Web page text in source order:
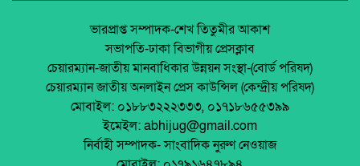
অনুষ্ঠিত হয়ে গেলো ইসলামি ফাউন্ডেশন কর্তৃক
আয়োজিত উপজেলা পর্যায় জাতীয় শিশু-কিশোর
ইসলামি সাংস্কৃতিক প্রতিযোগিতা
পলাশবাড়ী এসএম পাইলট সরকারি উচ্চ বিদ্যালয়ের
মার্কেট ভেঙে ব্যক্তিগত মার্কেটের রাস্তা তৈরি –
জনমনে ক্ষোভ
জেলা আইন-শৃৃঙ্খলা কমিটির মাসিক সভা অনুষ্ঠিত।
পলাশবাড়ীতে এমইপি গ্রুপের মতবিনিময় সভা
অনুষ্ঠিত।
জুলাই সনদ বাস্তবায়ন নিয়ে প্রশ্ন: রংপুরে ১১ দলের
বিক্ষোভ
ভারপ্রাপ্ত সম্পাদক-শেখ তিতুমীর আকাশ
সভাপতি-ঢাকা বিভাগীয় প্রেসক্লাব
চেয়ারম্যান-জাতীয় মানবাধিকার উন্নয়ন সংস্থা-(বোর্ড পরিষদ)
চেয়ারম্যান জাতীয় অনলাইন প্রেস কাউন্সিল (কেন্দ্রীয় পরিষদ)
মোবাইল: ০১৮৮৩২২২৩৩৩, ০১৭১৮৬৫৫৩৯৯
ইমেইল: abhijug@gmail.com
নির্বাহী সম্পাদক- সাংবাদিক নুরুণ নেওয়াজ